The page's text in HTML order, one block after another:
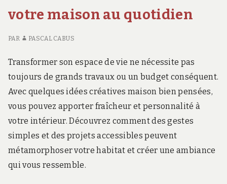
o
m
n
a
w
a
r
s
.
r
votre maison au quotidien
PAR PASCAL CABUS
Transformer son espace de vie ne nécessite pas
toujours de grands travaux ou un budget conséquent.
Avec quelques idées créatives maison bien pensées,
vous pouvez apporter fraîcheur et personnalité à
votre intérieur. Découvrez comment des gestes
simples et des projets accessibles peuvent
métamorphoser votre habitat et créer une ambiance
qui vous ressemble.